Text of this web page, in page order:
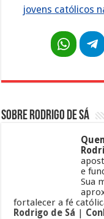
jovens católicos
Sobre Rodrigo de Sá
e
Sua
fortalecer a fé
Rodrigo de Sá |